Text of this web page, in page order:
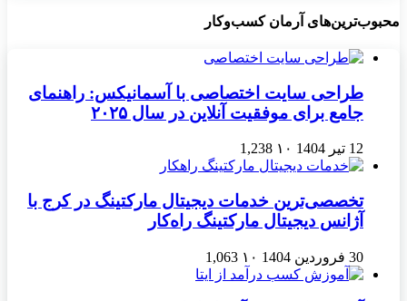
محبوب‌ترین‌های آرمان کسب‌وکار
طراحی سایت اختصاصی با آسمانیکس: راهنمای
جامع برای موفقیت آنلاین در سال ۲۰۲۵
12 تیر 1404 ۱۰ 1,238
تخصصی‌ترین خدمات دیجیتال مارکتینگ در کرج با
آژانس دیجیتال مارکتینگ راه‌کار
30 فروردین 1404 ۱۰ 1,063